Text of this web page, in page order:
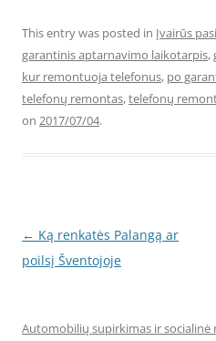
This entry was posted in Įvairūs
garantinis aptarnavimo laikotarpis,
kur remontuoja telefonus, po
telefonų remontas,telefonų
on 2017/07/04.
Post
navigation
← Ką renkatės Palangą ar
poilsį Šventojoje
Automobilių supirkimas ir socialinė